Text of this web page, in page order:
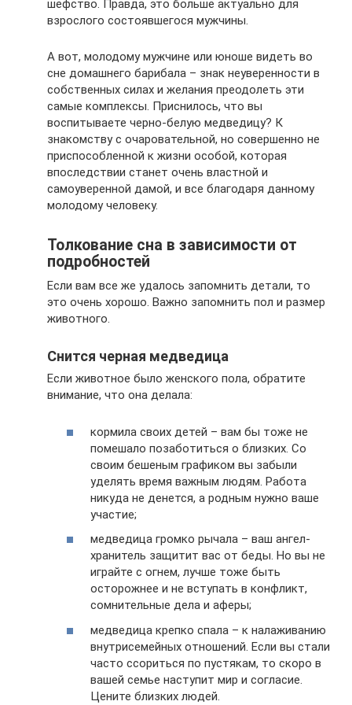
шефство. Правда, это больше актуально для
взрослого состоявшегося мужчины.
А вот, молодому мужчине или юноше видеть во
сне домашнего барибала – знак неуверенности в
собственных силах и желания преодолеть эти
самые комплексы. Приснилось, что вы
воспитываете черно-белую медведицу? К
знакомству с очаровательной, но совершенно не
приспособленной к жизни особой, которая
впоследствии станет очень властной и
самоуверенной дамой, и все благодаря данному
молодому человеку.
Толкование сна в зависимости от
подробностей
Если вам все же удалось запомнить детали, то
это очень хорошо. Важно запомнить пол и размер
животного.
Снится черная медведица
Если животное было женского пола, обратите
внимание, что она делала:
кормила своих детей – вам бы тоже не
помешало позаботиться о близких. Со
своим бешеным графиком вы забыли
уделять время важным людям. Работа
никуда не денется, а родным нужно ваше
участие;
медведица громко рычала – ваш ангел-
хранитель защитит вас от беды. Но вы не
играйте с огнем, лучше тоже быть
осторожнее и не вступать в конфликт,
сомнительные дела и аферы;
медведица крепко спала – к налаживанию
внутрисемейных отношений. Если вы стали
часто ссориться по пустякам, то скоро в
вашей семье наступит мир и согласие.
Цените близких людей.